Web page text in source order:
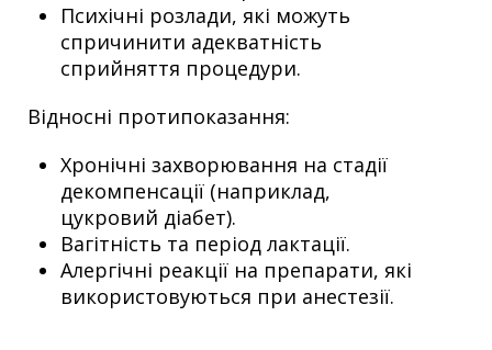
Психічні розлади, які можуть
спричинити адекватність
сприйняття процедури.
Відносні протипоказання:
Хронічні захворювання на стадії
декомпенсації (наприклад,
цукровий діабет).
Вагітність та період лактації.
Алергічні реакції на препарати, які
використовуються при анестезії.